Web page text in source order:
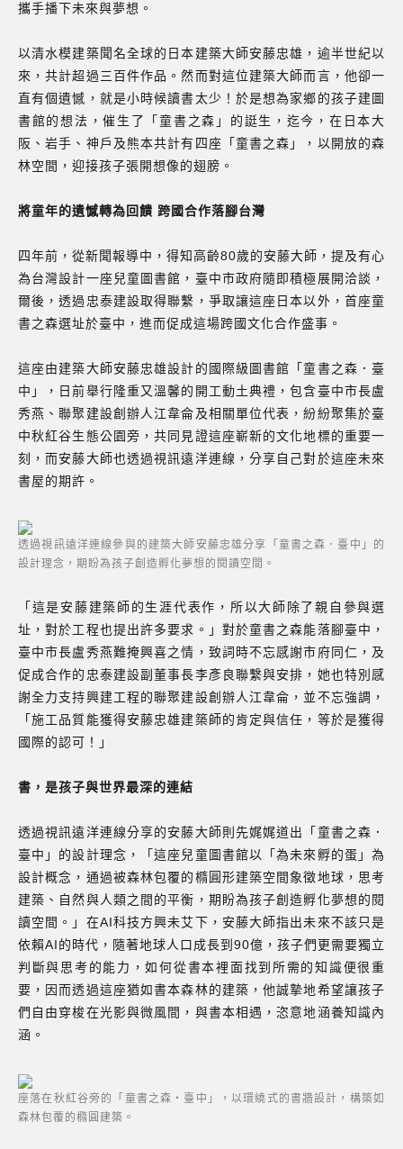
攜手播下未來與夢想。
以清水模建築聞名全球的日本建築大師安藤忠雄，逾半世紀以
來，共計超過三百件作品。然而對這位建築大師而言，他卻一
直有個遺憾，就是小時候讀書太少！於是想為家鄉的孩子建圖
書館的想法，催生了「童書之森」的誔生，迄今，在日本大
阪、岩手、神戶及熊本共計有四座「童書之森」，以開放的森
林空間，迎接孩子張開想像的翅膀。
將童年的遺憾轉為回饋 跨國合作落腳台灣
四年前，從新聞報導中，得知高齡80歲的安藤大師，提及有心
為台灣設計一座兒童圖書館，臺中市政府隨即積極展開洽談，
爾後，透過忠泰建設取得聯繫，爭取讓這座日本以外，首座童
書之森選址於臺中，進而促成這場跨國文化合作盛事。
這座由建築大師安藤忠雄設計的國際級圖書館「童書之森．臺
中」，日前舉行隆重又溫馨的開工動土典禮，包含臺中市長盧
秀燕、聯聚建設創辦人江韋侖及相關單位代表，紛紛聚集於臺
中秋紅谷生態公園旁，共同見證這座嶄新的文化地標的重要一
刻，而安藤大師也透過視訊遠洋連線，分享自己對於這座未來
書屋的期許。
透過視訊遠洋連線參與的建築大師安藤忠雄分享「童書之森．臺中」的
設計理念，期盼為孩子創造孵化夢想的閱讀空間。
「這是安藤建築師的生涯代表作，所以大師除了親自參與選
址，對於工程也提出許多要求。」對於童書之森能落腳臺中，
臺中市長盧秀燕難掩興喜之情，致詞時不忘感謝市府同仁，及
促成合作的忠泰建設副董事長李彥良聯繫與安排，她也特別感
謝全力支持興建工程的聯聚建設創辦人江韋侖，並不忘強調，
「施工品質能獲得安藤忠雄建築師的肯定與信任，等於是獲得
國際的認可！」
書，是孩子與世界最深的連結
透過視訊遠洋連線分享的安藤大師則先娓娓道出「童書之森．
臺中」的設計理念，「這座兒童圖書館以「為未來孵的蛋」為
設計概念，通過被森林包覆的橢圓形建築空間象徵地球，思考
建築、自然與人類之間的平衡，期盼為孩子創造孵化夢想的閱
讀空間。」在AI科技方興未艾下，安藤大師指出未來不該只是
依賴AI的時代，隨著地球人口成長到90億，孩子們更需要獨立
判斷與思考的能力，如何從書本裡面找到所需的知識便很重
要，因而透過這座猶如書本森林的建築，他誠摯地希望讓孩子
們自由穿梭在光影與微風間，與書本相遇，恣意地涵養知識內
涵。
座落在秋紅谷旁的「童書之森・臺中」，以環繞式的書牆設計，構築如
森林包覆的橢圓建築。